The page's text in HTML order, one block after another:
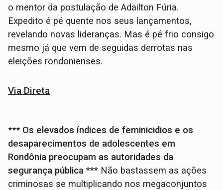
o mentor da postulação de Adailton Fúria.
Expedito é pé quente nos seus lançamentos,
revelando novas lideranças. Mas é pé frio consigo
mesmo já que vem de seguidas derrotas nas
eleições rondonienses.
Via Direta
*** Os elevados índices de feminicidios e os
desaparecimentos de adolescentes em
Rondônia preocupam as autoridades da
segurança pública*** Não bastassem as ações
criminosas se multiplicando nos megaconjuntos